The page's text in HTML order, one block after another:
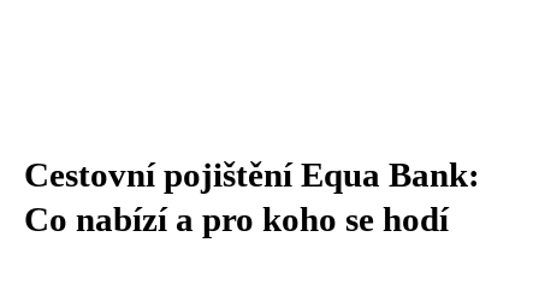
Cestovní pojištění Equa Bank:
Co nabízí a pro koho se hodí